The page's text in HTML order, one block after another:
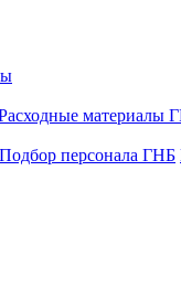
материалы
Подбор персонала ГНБ